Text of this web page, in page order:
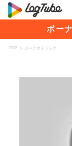
ボー
TOP > ボーナストラック